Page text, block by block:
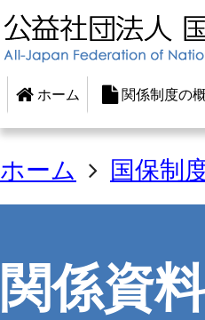
ホーム 関係制度の
ホーム 国保制
関係資